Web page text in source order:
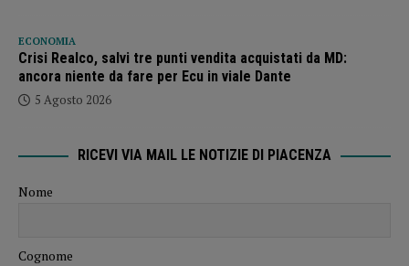
ECONOMIA
Crisi Realco, salvi tre punti vendita acquistati da MD:
ancora niente da fare per Ecu in viale Dante
5 Agosto 2026
RICEVI VIA MAIL LE NOTIZIE DI PIACENZA
Nome
Cognome